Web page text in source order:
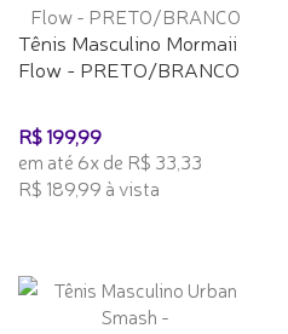
Tênis Masculino Mormaii
Flow - PRETO/BRANCO
R$ 199,99
em até 6x de R$ 33,33
R$ 189,99 à vista